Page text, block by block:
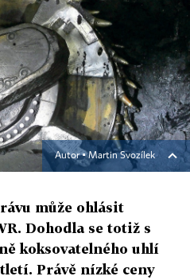
Autor ▪Martin Svozílek
může ohlásit
Dohodla se totiž s
koksovatelného uhlí
Právě nízké ceny